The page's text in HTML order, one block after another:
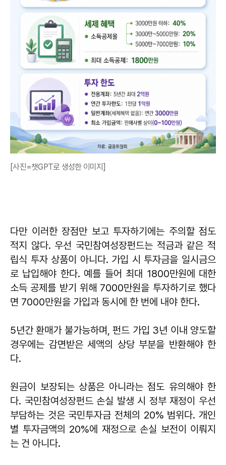
[사진=챗GPT로 생성한 이미지]
다만 이러한 장점만 보고 투자하기에는 주의할 점도
적지 않다. 우선 국민참여성장펀드는 적금과 같은 적
립식 투자 상품이 아니다. 가입 시 투자금을 일시금으
로 납입해야 한다. 예를 들어 최대 1800만원에 대한
소득 공제를 받기 위해 7000만원을 투자하기로 했다
면 7000만원을 가입과 동시에 한 번에 내야 한다.
5년간 환매가 불가능하며, 펀드 가입 3년 이내 양도할
경우에는 감면받은 세액의 상당 부분을 반환해야 한
다.
원금이 보장되는 상품은 아니라는 점도 유의해야 한
다. 국민참여성장펀드 손실 발생 시 정부 재정이 우선
부담하는 것은 국민투자금 전체의 20% 범위다. 개인
별 투자금액의 20%에 재정으로 손실 보전이 이뤄지
는 건 아니다.